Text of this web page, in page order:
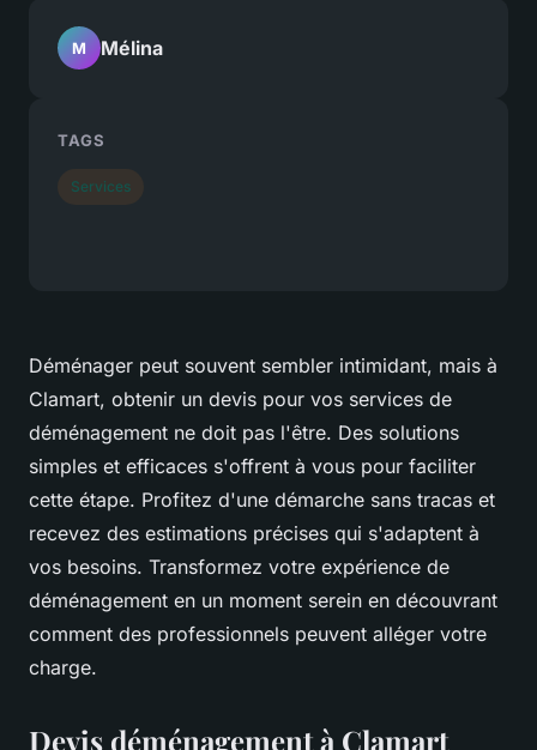
Déménager peut souvent sembler intimidant, mais à
Clamart, obtenir un devis pour vos services de
déménagement ne doit pas l'être. Des solutions
simples et efficaces s'offrent à vous pour faciliter
cette étape. Profitez d'une démarche sans tracas et
recevez des estimations précises qui s'adaptent à
vos besoins. Transformez votre expérience de
déménagement en un moment serein en découvrant
comment des professionnels peuvent alléger votre
charge.
Devis déménagement à Clamart
M Mélina
TAGS
Services